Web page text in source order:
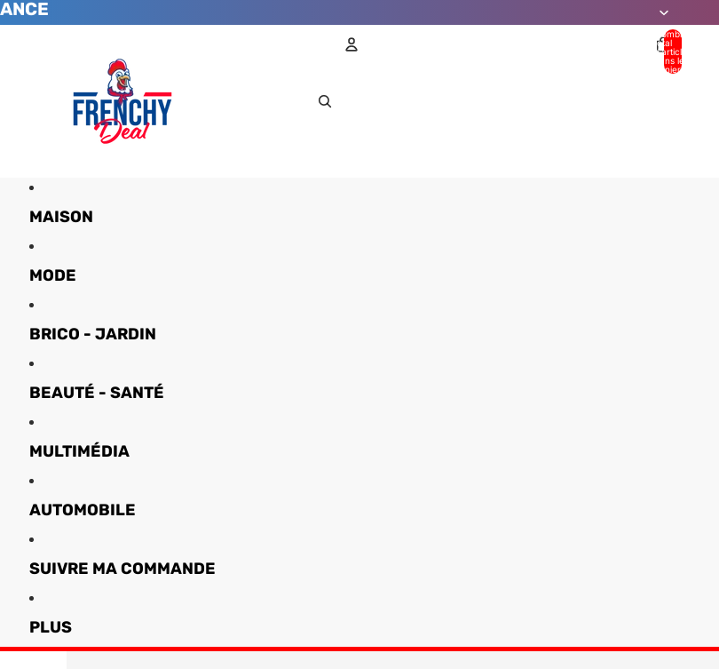
Nombre
total
d’articles
dans le
panier: 0
MAISON
MODE
BRICO - JARDIN
BEAUTÉ - SANTÉ
MULTIMÉDIA
AUTOMOBILE
SUIVRE MA COMMANDE
PLUS